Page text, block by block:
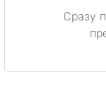
Сразу